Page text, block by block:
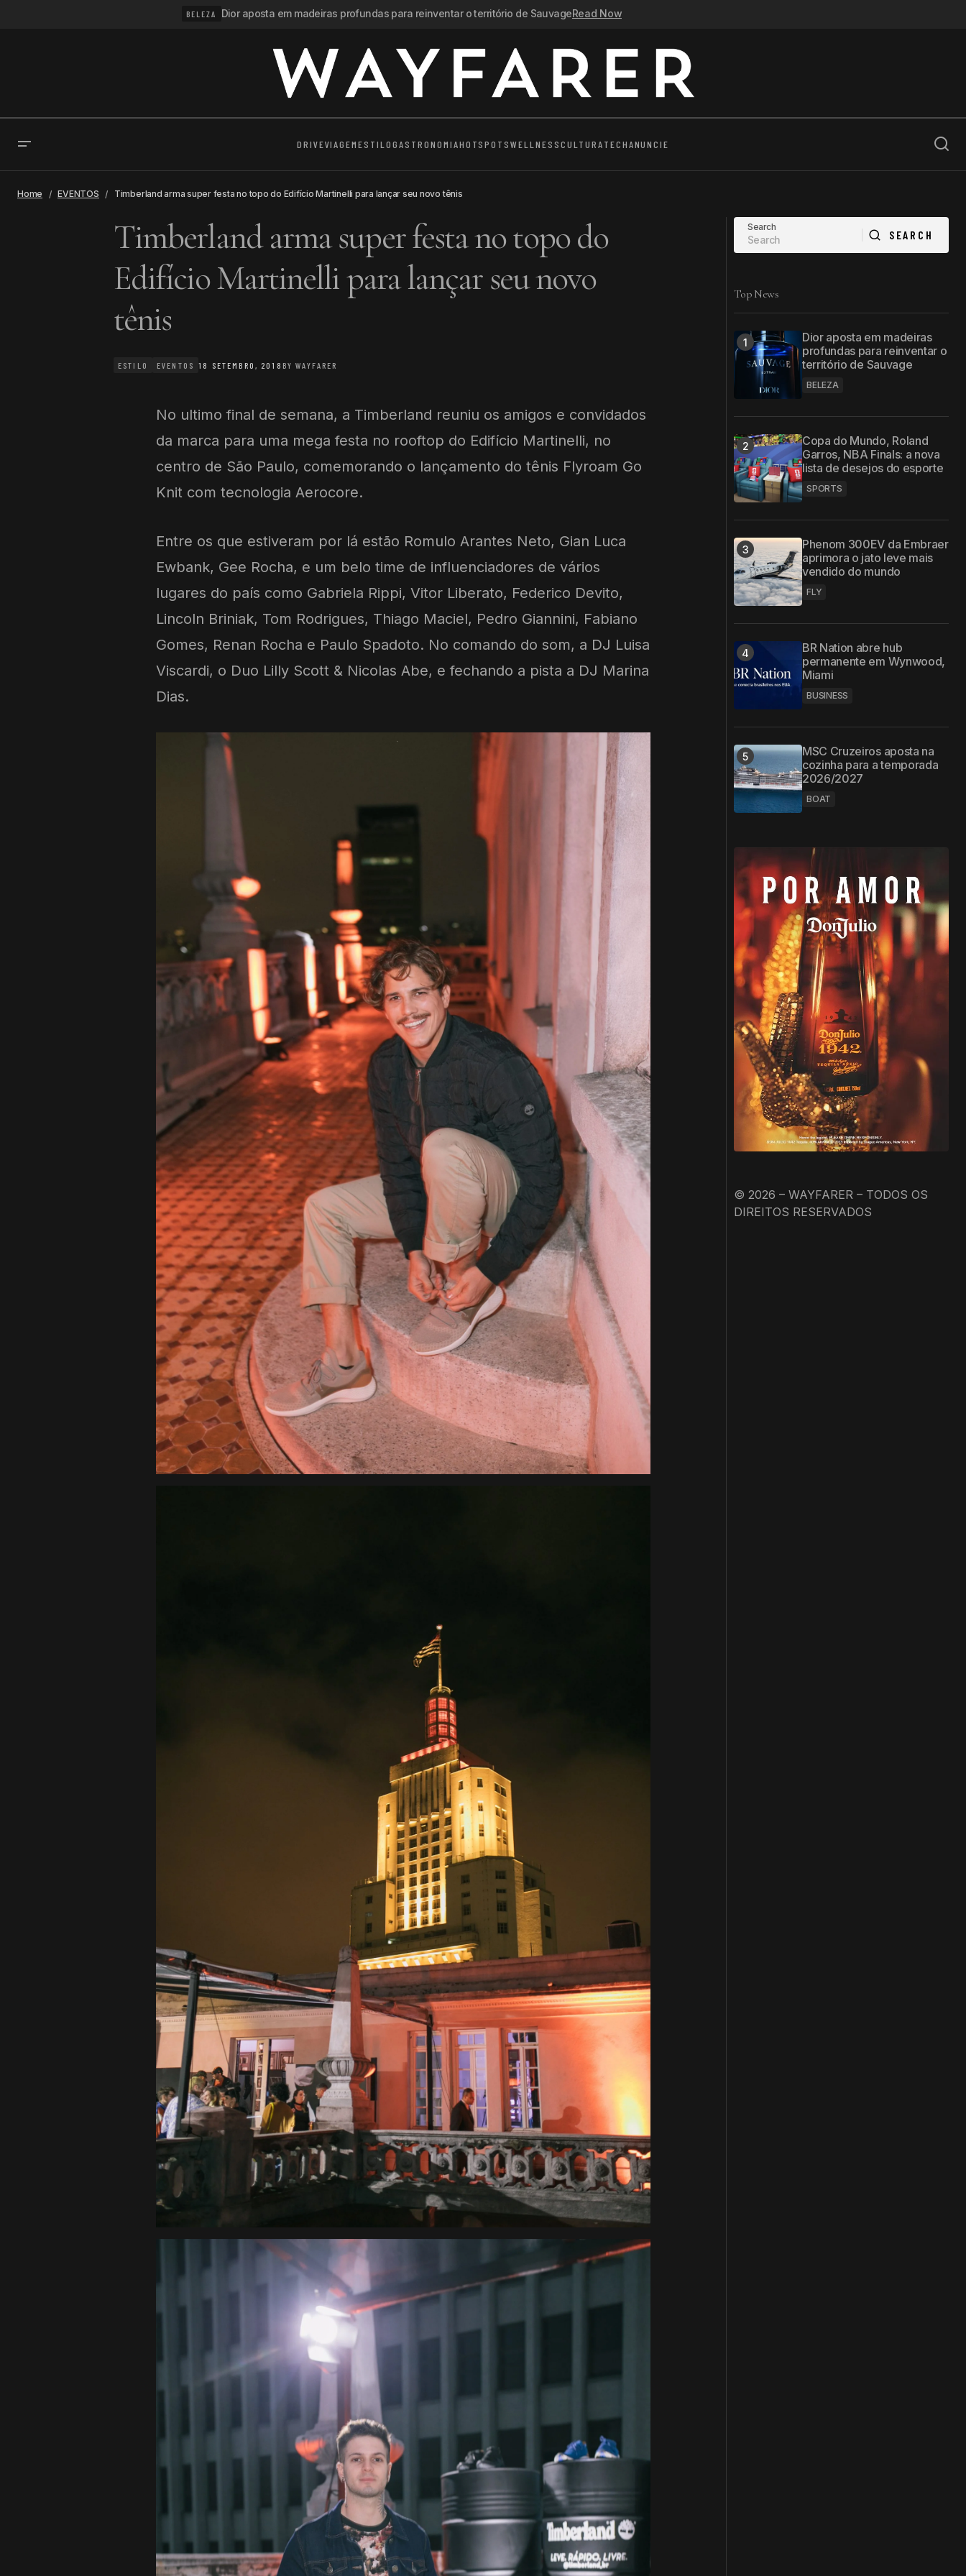
BELEZA Dior aposta em madeiras profundas para reinventar o território de SauvageRead Now
DRIVEVIAGEMESTILOGASTRONOMIAHOTSPOTSWELLNESSCULTURATECHANUNCIE
Home EVENTOS Timberland arma super festa no topo do Edifício Martinelli para lançar seu novo tênis
Timberland arma super festa no topo do
Edifício Martinelli para lançar seu novo
tênis
ESTILO EVENTOS 18 SETEMBRO, 2018 BY WAYFARER
No ultimo final de semana, a Timberland reuniu os amigos e convidados
da marca para uma mega festa no rooftop do Edifício Martinelli, no
centro de São Paulo, comemorando o lançamento do tênis Flyroam Go
Knit com tecnologia Aerocore.
Entre os que estiveram por lá estão Romulo Arantes Neto, Gian Luca
Ewbank, Gee Rocha, e um belo time de influenciadores de vários
lugares do país como Gabriela Rippi, Vitor Liberato, Federico Devito,
Lincoln Briniak, Tom Rodrigues, Thiago Maciel, Pedro Giannini, Fabiano
Gomes, Renan Rocha e Paulo Spadoto. No comando do som, a DJ Luisa
Viscardi, o Duo Lilly Scott & Nicolas Abe, e fechando a pista a DJ Marina
Dias.
Search
SEARCH
SEARCH
Top News
Dior aposta em madeiras
profundas para reinventar o
território de Sauvage
BELEZA
Copa do Mundo, Roland
Garros, NBA Finals: a nova
lista de desejos do esporte
SPORTS
Phenom 300EV da Embraer
aprimora o jato leve mais
vendido do mundo
FLY
BR Nation abre hub
permanente em Wynwood,
Miami
BUSINESS
MSC Cruzeiros aposta na
cozinha para a temporada
2026/2027
BOAT
© 2026 – WAYFARER – TODOS OS
DIREITOS RESERVADOS